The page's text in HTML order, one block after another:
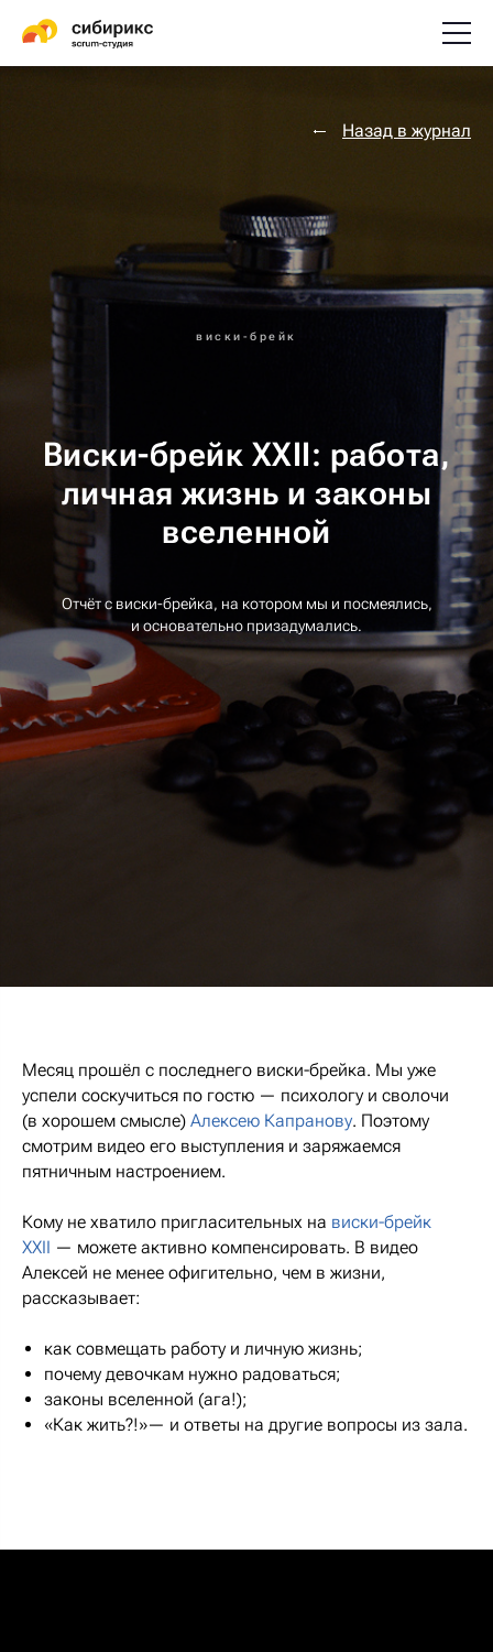
Назад в журнал
виски-брейк
Виски-брейк XXII: работа,
личная жизнь и законы
вселенной
Отчёт с виски-брейка, на котором мы и посмеялись,
и основательно призадумались.
Месяц прошёл с последнего виски-брейка. Мы уже
успели соскучиться по гостю — психологу и сволочи
(в хорошем смысле) Алексею Капранову. Поэтому
смотрим видео его выступления и заряжаемся
пятничным настроением.
Кому не хватило пригласительных на виски-брейк
XXII — можете активно компенсировать. В видео
Алексей не менее офигительно, чем в жизни,
рассказывает:
как совмещать работу и личную жизнь;
почему девочкам нужно радоваться;
законы вселенной (ага!);
«Как жить?!»— и ответы на другие вопросы из зала.